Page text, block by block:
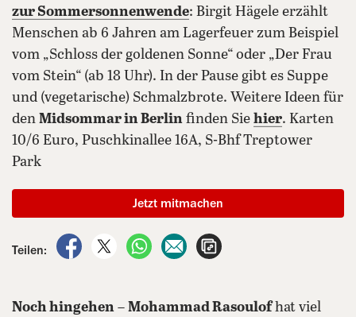
zur Sommersonnenwende: Birgit Hägele erzählt
Menschen ab 6 Jahren am Lagerfeuer zum Beispiel
vom „Schloss der goldenen Sonne“ oder „Der Frau
vom Stein“ (ab 18 Uhr). In der Pause gibt es Suppe
und (vegetarische) Schmalzbrote. Weitere Ideen für
den Midsommar in Berlin finden Sie hier. Karten
10/6 Euro, Puschkinallee 16A, S-Bhf Treptower
Park
Teilen:
auf Facebook teilen
auf X teilenper WhatsApp teilen
per E-Mail teilen
Jetzt mitmachen
Noch hingehen – Mohammad Rasoulofhat viel